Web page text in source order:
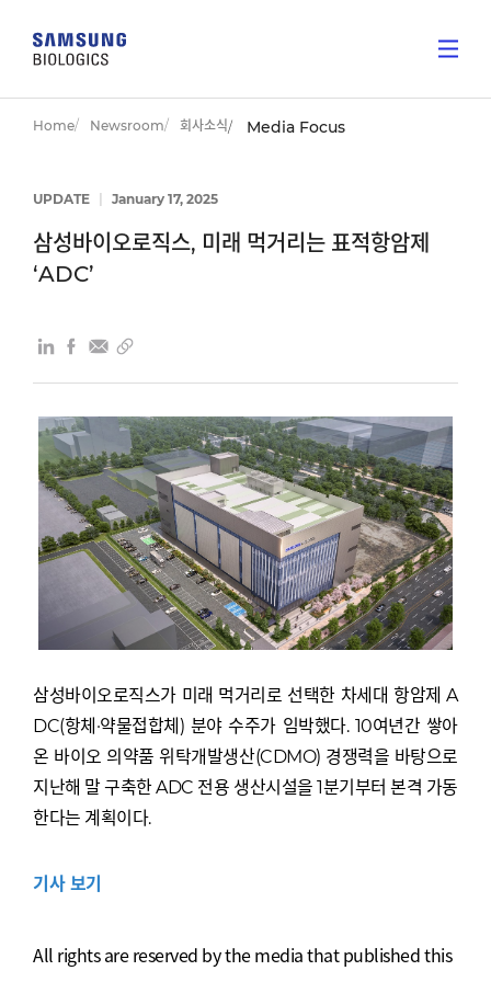
Home Newsroom 회사소식 Media Focus
UPDATE January 17, 2025
삼성바이오로직스, 미래 먹거리는 표적항암제
‘ADC’
삼성바이오로직스가 미래 먹거리로 선택한 차세대 항암제 A
DC(항체·약물접합체) 분야 수주가 임박했다. 10여년간 쌓아
온 바이오 의약품 위탁개발생산(CDMO) 경쟁력을 바탕으로
지난해 말 구축한 ADC 전용 생산시설을 1분기부터 본격 가동
한다는 계획이다.
기사 보기
All rights are reserved by the media that published this